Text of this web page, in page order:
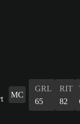
MC
GRL
65
RIT
82